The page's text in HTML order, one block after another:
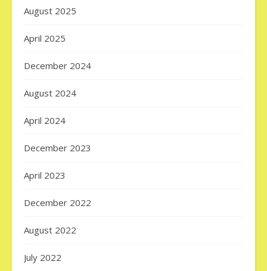
August 2025
April 2025
December 2024
August 2024
April 2024
December 2023
April 2023
December 2022
August 2022
July 2022